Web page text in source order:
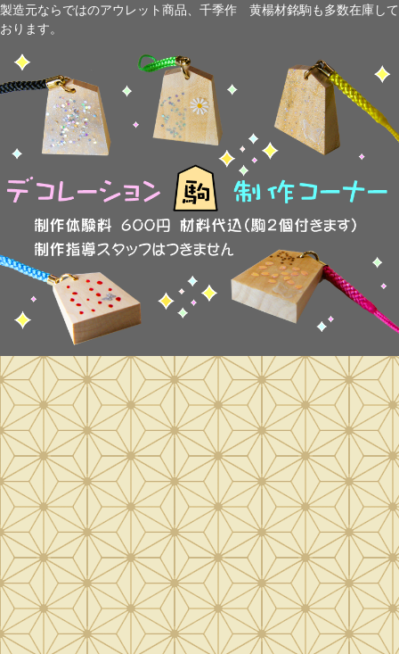
製造元ならではのアウレット商品、千季作 黄楊材銘駒も多数在庫して
おります。